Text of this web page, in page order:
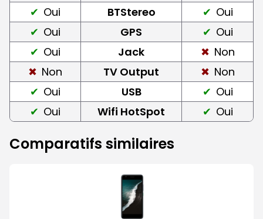
Oui
BTStereo
Oui
Oui
GPS
Oui
Oui
Jack
Non
Non
TV Output
Non
Oui
USB
Oui
Oui
Wifi HotSpot Oui
Comparatifs similaires